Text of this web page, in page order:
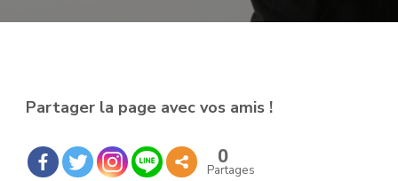
Partager la page avec vos amis !
0
Partages